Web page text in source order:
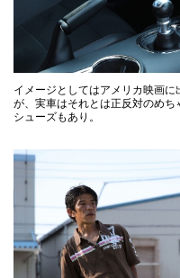
イメージとしてはアメリカ映画に
が、実車はそれとは正反対のめ
シューズもあり。